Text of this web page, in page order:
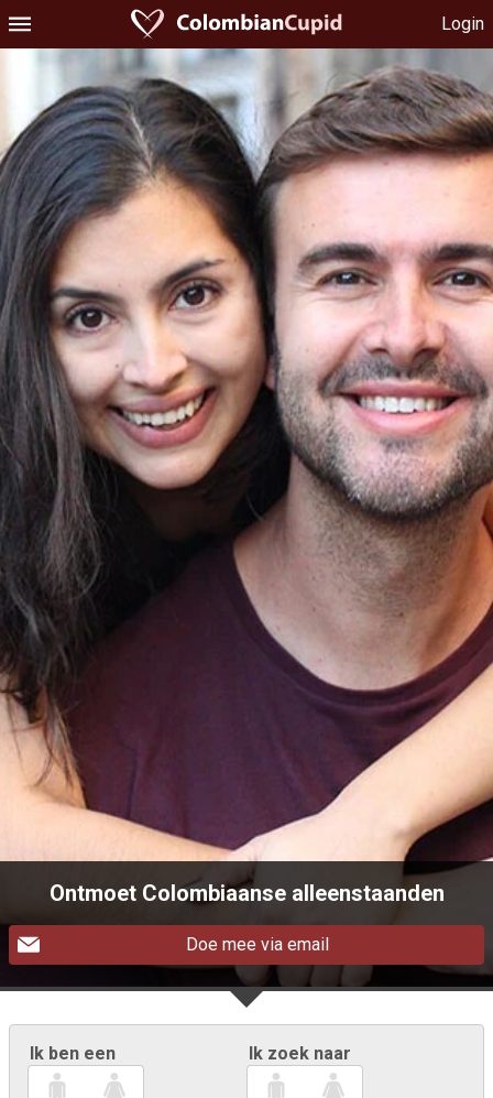
Login
Ontmoet Colombiaanse alleenstaanden
Doe mee via email
Ik ben een Ik zoek naar